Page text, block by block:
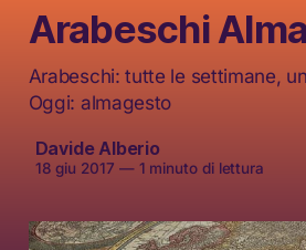
Arabeschi
Arabeschi: tutte le settimane,
Oggi: almagesto
Davide Alberio
18 giu 2017 —1 minuto di lettura